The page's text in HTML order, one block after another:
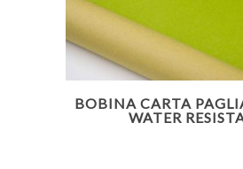
BOBINA CARTA
WATER